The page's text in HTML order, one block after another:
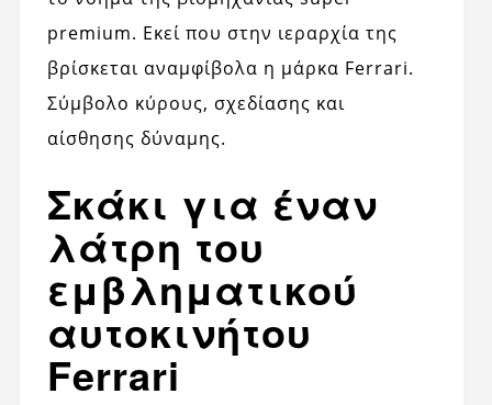
premium. Εκεί που στην ιεραρχία της
βρίσκεται αναμφίβολα η μάρκα Ferrari.
Σύμβολο κύρους, σχεδίασης και
αίσθησης δύναμης.
Σκάκι για έναν
λάτρη του
εμβληματικού
αυτοκινήτου
Ferrari